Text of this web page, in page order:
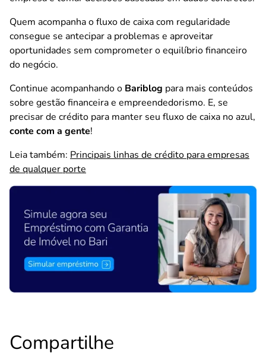
Quem acompanha o fluxo de caixa com regularidade
consegue se antecipar a problemas e aproveitar
oportunidades sem comprometer o equilíbrio financeiro
do negócio.
Continue acompanhando o Bariblog para mais conteúdos
sobre gestão financeira e empreendedorismo. E, se
precisar de crédito para manter seu fluxo de caixa no azul,
conte com a gente!
Leia também: Principais linhas de crédito para empresas
de qualquer porte
Compartilhe